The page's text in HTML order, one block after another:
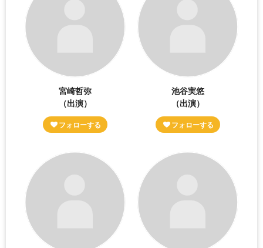
宮崎哲弥
（出演）
池谷実悠
（出演）